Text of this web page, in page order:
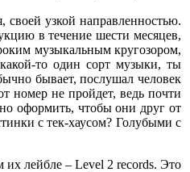
своей узкой направленностью.
в течение шести месяцев,
музыкальным кругозором,
то один сорт музыки, ты
бывает, послушал человек
номер не пройдет, ведь почти
оформить, чтобы они друг от
с тек-хаусом? Голубыми с
лейбле – Level 2 records. Это